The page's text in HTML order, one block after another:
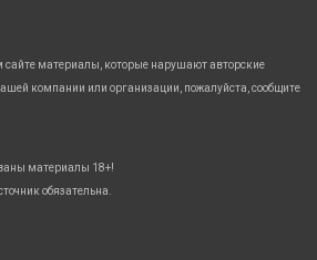
материалы, которые нарушают авторские
компании или организации, пожалуйста, сообщите
материалы 18+!
обязательна.